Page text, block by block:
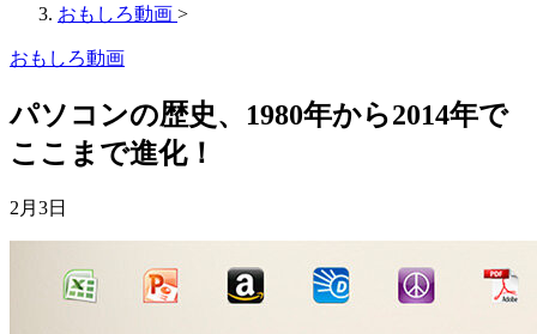
おもしろ動画 >
おもしろ動画
パソコンの歴史、1980年から2014年で
ここまで進化！
2月3日